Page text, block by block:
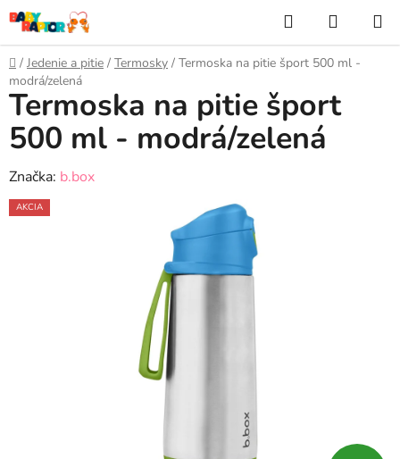
Prejsť
na
obsah
Hľadať
KOŠÍK
Domov
/ Jedenie a pitie / Termosky / Termoska na pitie šport 500 ml -
modrá/zelená
Termoska na pitie šport
500 ml - modrá/zelená
Značka: b.box
AKCIA